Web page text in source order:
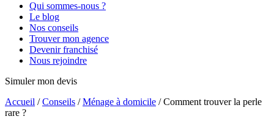
Qui sommes-nous ?
Le blog
Nos conseils
Trouver mon agence
Devenir franchisé
Nous rejoindre
Simuler mon devis
Accueil /Conseils /Ménage à domicile /Comment trouver la perle
rare ?